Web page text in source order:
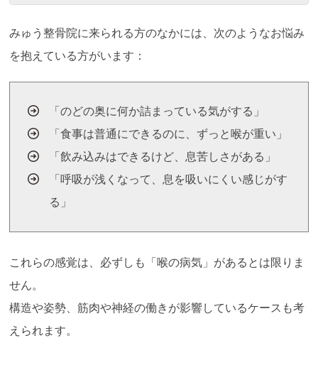
みゅう整骨院に来られる方のなかには、次のようなお悩み
を抱えている方がいます：
「のどの奥に何か詰まっている気がする」
「食事は普通にできるのに、ずっと喉が重い」
「飲み込みはできるけど、息苦しさがある」
「呼吸が浅くなって、息を吸いにくい感じがす
る」
これらの感覚は、必ずしも「喉の病気」があるとは限りま
せん。
構造や姿勢、筋肉や神経の働きが影響しているケースも考
えられます。